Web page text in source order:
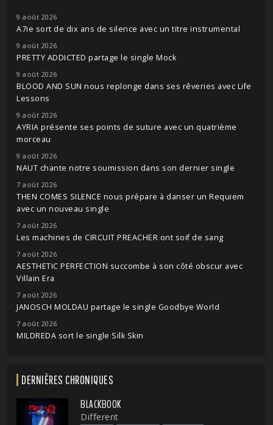
9 août 2026
A7ie sort de dix ans de silence avec un titre instrumental
9 août 2026
PRETTY ADDICTED partage le single Mock
9 août 2026
BLOOD AND SUN nous replonge dans ses rêveries avec Life
Lessons
9 août 2026
AYRIA présente ses points de suture avec un quatrième
morceau
9 août 2026
NAUT chante notre soumission dans son dernier single
7 août 2026
THEN COMES SILENCE nous prépare à danser un Requiem
avec un nouveau single
7 août 2026
Les machines de CIRCUIT PREACHER ont soif de sang
7 août 2026
AESTHETIC PERFECTION succombe à son côté obscur avec
Villain Era
7 août 2026
JANOSCH MOLDAU partage le single Goodbye World
7 août 2026
MILDREDA sort le single Silk Skin
DERNIÈRES CHRONIQUES
BLACKBOOK
Different